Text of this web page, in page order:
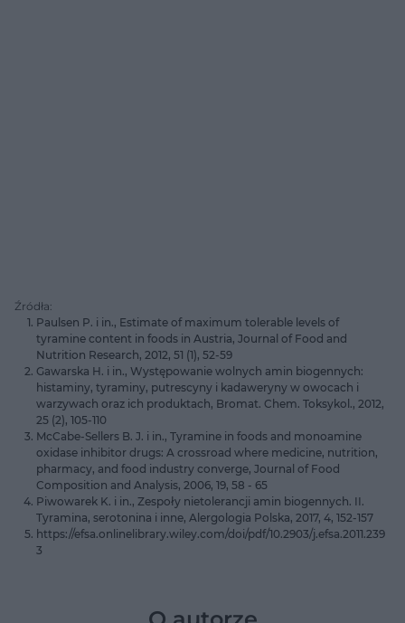
Źródła:
Paulsen P. i in., Estimate of maximum tolerable levels of
tyramine content in foods in Austria, Journal of Food and
Nutrition Research, 2012, 51 (1), 52-59
Gawarska H. i in., Występowanie wolnych amin biogennych:
histaminy, tyraminy, putrescyny i kadaweryny w owocach i
warzywach oraz ich produktach, Bromat. Chem. Toksykol., 2012,
25 (2), 105-110
McCabe-Sellers B. J. i in., Tyramine in foods and monoamine
oxidase inhibitor drugs: A crossroad where medicine, nutrition,
pharmacy, and food industry converge, Journal of Food
Composition and Analysis, 2006, 19, 58 - 65
Piwowarek K. i in., Zespoły nietolerancji amin biogennych. II.
Tyramina, serotonina i inne, Alergologia Polska, 2017, 4, 152-157
https://efsa.onlinelibrary.wiley.com/doi/pdf/10.2903/j.efsa.2011.239
3